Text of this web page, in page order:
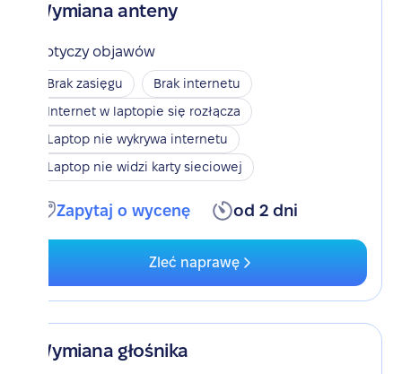
Wymiana anteny
Dotyczy objawów
Brak zasięgu
Brak internetu
Internet w laptopie się rozłącza
Laptop nie wykrywa internetu
Laptop nie widzi karty sieciowej
Zapytaj o wycenę od 2 dni
Zleć naprawę
Wymiana głośnika